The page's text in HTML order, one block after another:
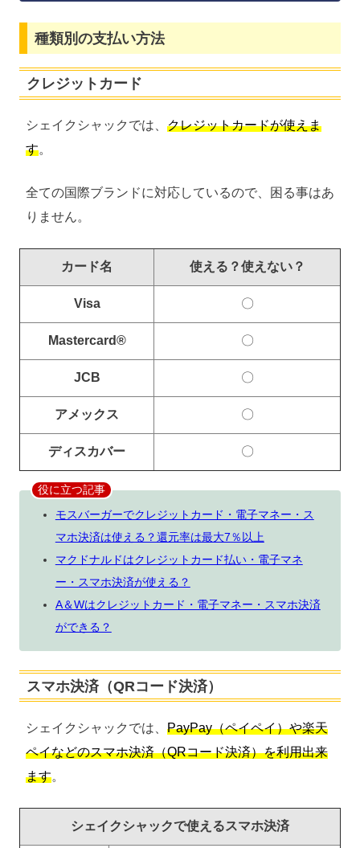
種類別の支払い方法
クレジットカード
シェイクシャックでは、 クレジットカードが使えま
す。
全ての国際ブランドに対応しているので、困る事はあ
りません。
カード名 使える？使えない？
Visa 〇
Mastercard® 〇
JCB 〇
アメックス 〇
ディスカバー 〇
役に立つ記事
モスバーガーでクレジットカード・電子マネー・ス
マホ決済は使える？還元率は最大7％以上
マクドナルドはクレジットカード払い・電子マネ
ー・スマホ決済が使える？
A＆Wはクレジットカード・電子マネー・スマホ決済
ができる？
スマホ決済（QRコード決済）
シェイクシャックでは、 PayPay（ペイペイ）や楽天
ペイなどのスマホ決済（QRコード決済）を利用出来
ます。
シェイクシャックで使えるスマホ決済